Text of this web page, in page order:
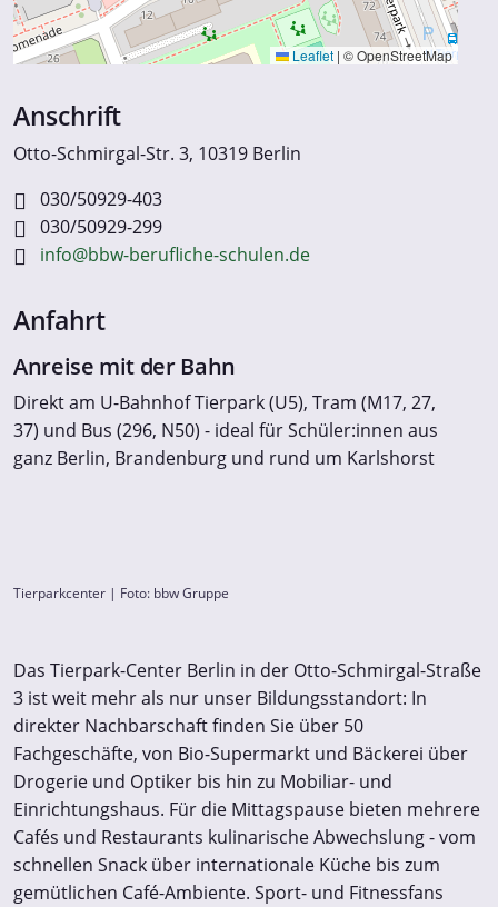
Leaflet | © OpenStreetMap
Anschrift
Otto-Schmirgal-Str. 3, 10319 Berlin
030/50929-403
030/50929-299
info@bbw-berufliche-schulen.de
Anfahrt
Anreise mit der Bahn
Direkt am U-Bahnhof Tierpark (U5), Tram (M17, 27,
37) und Bus (296, N50) - ideal für Schüler:innen aus
ganz Berlin, Brandenburg und rund um Karlshorst
Tierparkcenter | Foto: bbw Gruppe
Das Tierpark-Center Berlin in der Otto-Schmirgal-Straße
3 ist weit mehr als nur unser Bildungsstandort: In
direkter Nachbarschaft finden Sie über 50
Fachgeschäfte, von Bio-Supermarkt und Bäckerei über
Drogerie und Optiker bis hin zu Mobiliar- und
Einrichtungshaus. Für die Mittagspause bieten mehrere
Cafés und Restaurants kulinarische Abwechslung - vom
schnellen Snack über internationale Küche bis zum
gemütlichen Café-Ambiente. Sport- und Fitnessfans